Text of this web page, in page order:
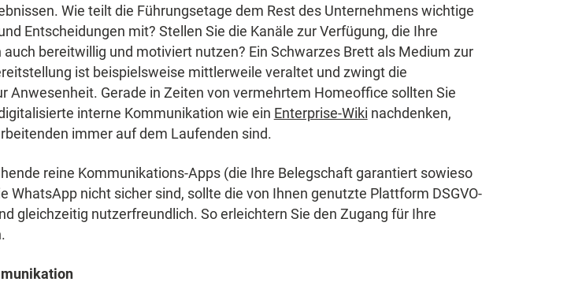
Wie teilt die Führungsetage dem Rest des Unternehmens wichtige
Entscheidungen mit? Stellen Sie die Kanäle zur Verfügung, die Ihre
bereitwillig und motiviert nutzen? Ein Schwarzes Brett als Medium zur
ist beispielsweise mittlerweile veraltet und zwingt die
Anwesenheit. Gerade in Zeiten von vermehrtem Homeoffice sollten Sie
interne Kommunikation wie ein Enterprise-Wiki nachdenken,
immer auf dem Laufenden sind.
reine Kommunikations-Apps (die Ihre Belegschaft garantiert sowieso
WhatsApp nicht sicher sind, sollte die von Ihnen genutzte Plattform DSGVO-
gleichzeitig nutzerfreundlich. So erleichtern Sie den Zugang für Ihre